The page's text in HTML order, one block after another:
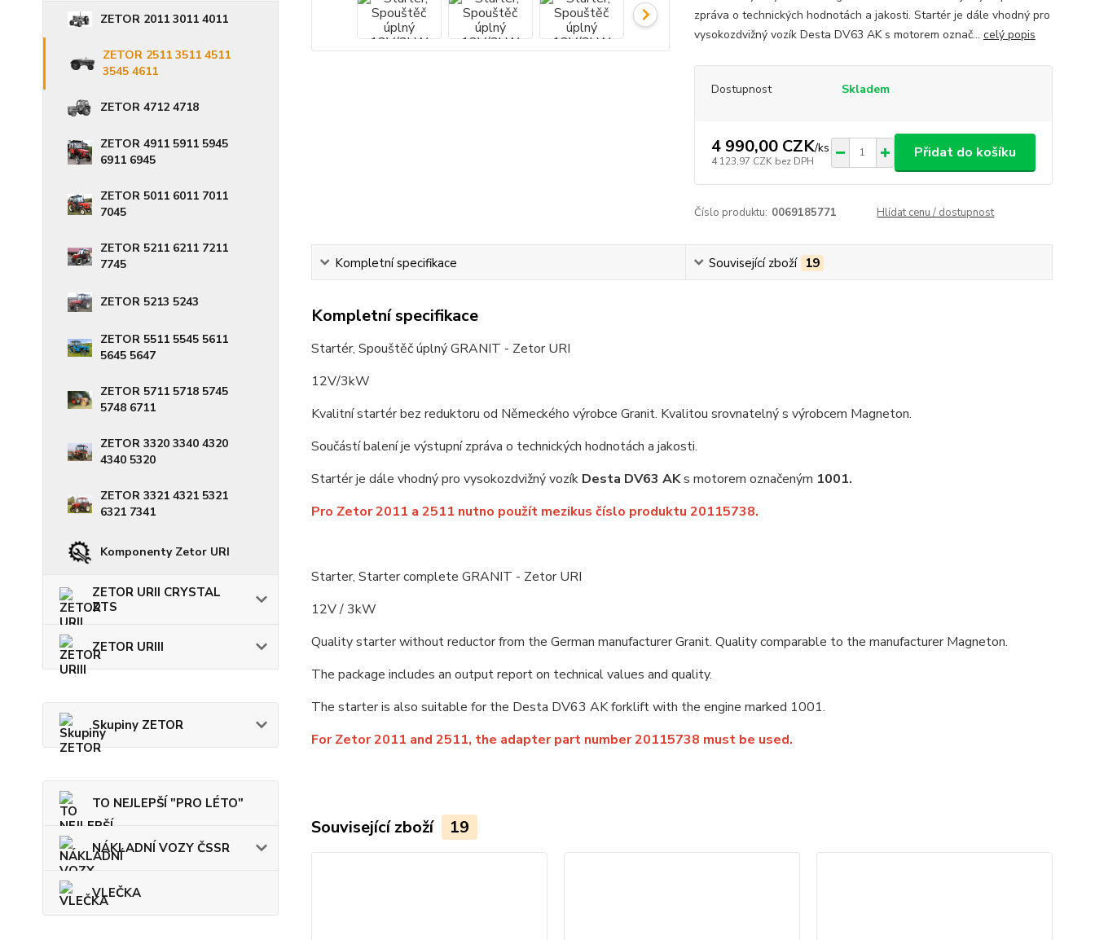
ZETOR 2011 3011 4011
ZETOR 2511 3511 4511
3545 4611
ZETOR 4712 4718
ZETOR 4911 5911 5945
6911 6945
ZETOR 5011 6011 7011
7045
ZETOR 5211 6211 7211
7745
ZETOR 5213 5243
ZETOR 5511 5545 5611
5645 5647
ZETOR 5711 5718 5745
5748 6711
ZETOR 3320 3340 4320
4340 5320
ZETOR 3321 4321 5321
6321 7341
Komponenty Zetor URI
ZETOR URII CRYSTAL
ZTS
ZETOR URIII
Skupiny ZETOR
TO NEJLEPŠÍ "PRO LÉTO"
NÁKLADNÍ VOZY ČSSR
VLEČKA
zpráva o technických hodnotách a jakosti. Startér je dále vhodný pro
​vysokozdvižný vozík Desta DV63 AK s motorem označ... celý popis
Dostupnost Skladem
4 990,00 CZK/ks
4 123,97 CZK bez DPH
Přidat do košíku
Číslo produktu: 0069185771 Hlídat cenu / dostupnost
Kompletní specifikace Související zboží 19
Kompletní specifikace
Startér, Spouštěč úplný GRANIT - Zetor URI
12V/3kW
Kvalitní startér bez reduktoru od Německého výrobce Granit. Kvalitou srovnatelný s výrobcem Magneton.
Součástí balení je výstupní zpráva o technických hodnotách a jakosti.
Startér je dále vhodný pro ​ vysokozdvižný vozík Desta DV63 AKs motorem označeným 1001.
Pro Zetor 2011 a 2511 nutno použít mezikus číslo produktu 20115738.
Starter, Starter complete GRANIT - Zetor URI
12V / 3kW
Quality starter without reductor from the German manufacturer Granit. Quality comparable to the manufacturer Magneton.
The package includes an output report on technical values and quality.
The starter is also suitable for the Desta DV63 AK forklift with the engine marked 1001.
For Zetor 2011 and 2511, the adapter part number 20115738 must be used.
Související zboží 19